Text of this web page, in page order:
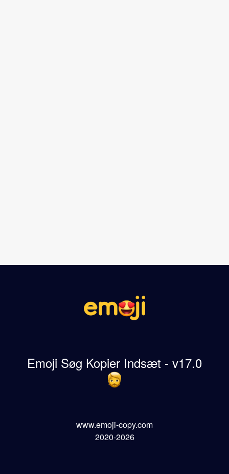
Emoji Søg Kopier Indsæt - v17.0
www.emoji-copy.com
2020-2026